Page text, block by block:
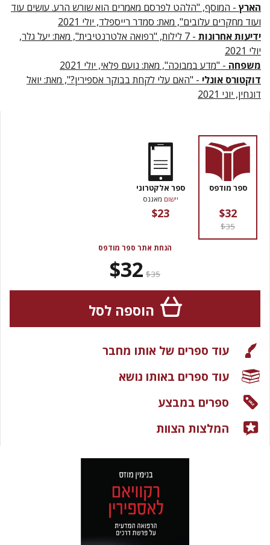
הארץ - המוסף, "הלהט לפרסם מאמרים הוא שורש הרע. עושים עוד
ועוד מחקרים עלובים", מאת: סמדר רייספלד, יולי 2021
ידיעות אחרונות
- 7 לילות, "רפואה אלטרנטיבית", מאת: יעל גלר,
יולי 2021
משפחה - "מדע במבוכה", מאת: נועם פלאי, יולי 2021
דוקטורס אונלי - "האם עלי לקחת בבוקר אספירין?", מאת: יואל
דונחין, יוני 2021
ספר מודפס
$32
$35
ספר אלקטרוני
יישום מאגנס
$23
הנחת אתר ספר מודפס
$35
$32
הוספה לסל
עוד ספרים של אותו מחבר
עוד ספרים באותו נושא
ספרים במבצע
המלצות הצוות